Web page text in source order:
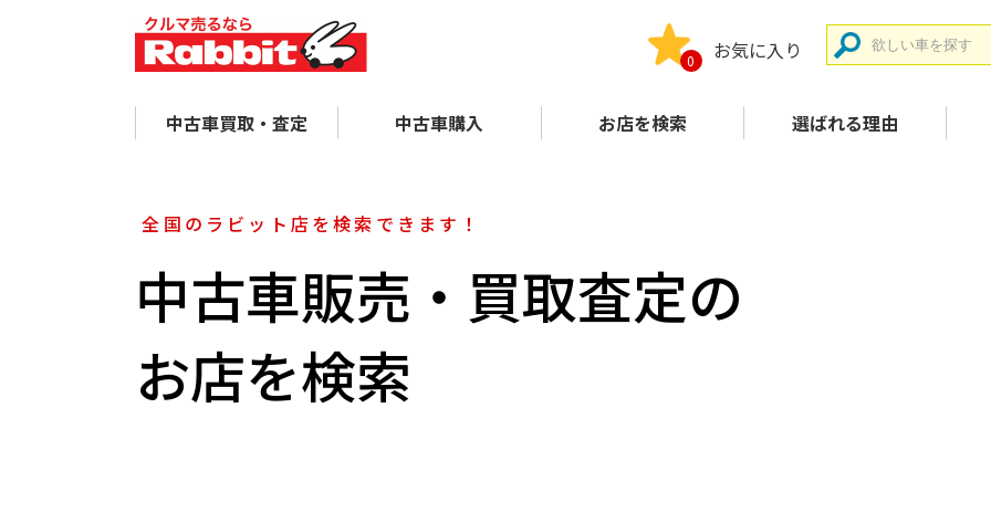
お気に入り
0
中古車買取・査定 中古車購入 お店を検索 選ばれる理由
全国のラビット店を検索できます！
中古車販売・ 買取査定の
お店を検索